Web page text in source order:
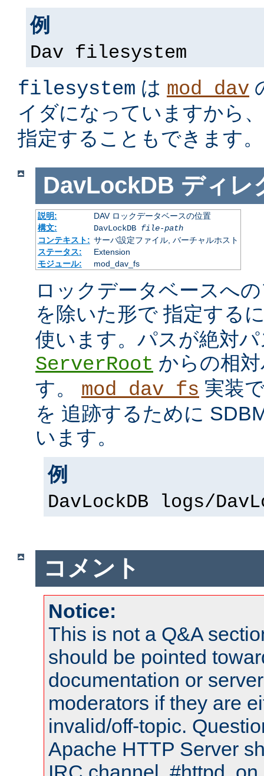
例
Dav filesystem
filesystem は mod_dav
イダになっていますから
指定することもできます。
DavLockDB ディレ
説明:
DAV ロックデータベースの位置
構文:
DavLockDB file-path
コンテキスト: サーバ設定ファイル, バーチャルホスト
ステータス:
Extension
モジュール:
mod_dav_fs
ロックデータベースへ
を除いた形で 指定する
使います。パスが絶対
ServerRoot からの相
す。 mod_dav_fs 実装
を 追跡するために
います。
例
DavLockDB logs/
コメント
Notice:
This is not a Q&A
should be pointed
documentation or
moderators if they are
invalid/off-topic.
Apache HTTP Server